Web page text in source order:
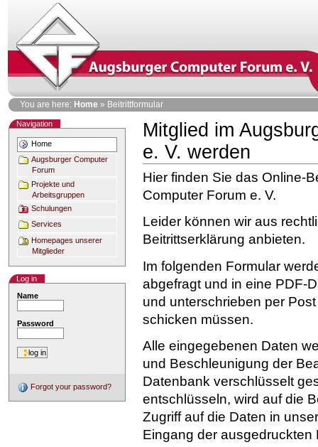
Personal
tools
You are here: Home » Beitrittformular
Navigation
Home
Augsburger Computer
Forum
Projekte und
Arbeitsgruppen
Schulungen
Services
Homepages unserer
Mitglieder
Log in
Name
Password
Forgot your password?
Mitglied im
e. V. werden
Hier finden Sie das Online-
Computer Forum e. V.
Leider können wir aus
Beitrittserklärung anbieten.
Im folgenden Formular
abgefragt und in eine PDF-
und unterschrieben per
schicken müssen.
Alle eingegebenen Daten
und Beschleunigung der
Datenbank verschlüsselt
entschlüsseln, wird auf die
Zugriff auf die Daten in
Eingang der ausgedruckten